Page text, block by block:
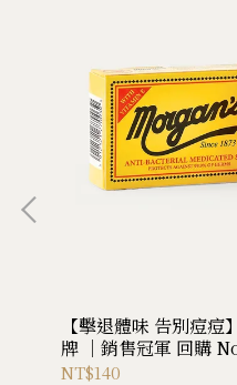
【擊退體味 告別痘
牌 ｜銷售冠軍 回購
NT$140